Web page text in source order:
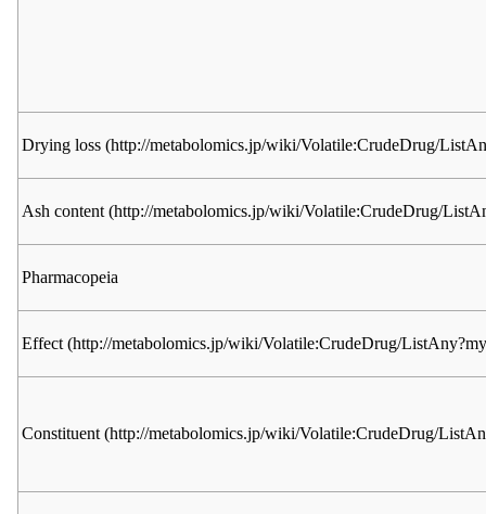
Drying loss
Ash content
Pharmacopeia
Effect
Constituent